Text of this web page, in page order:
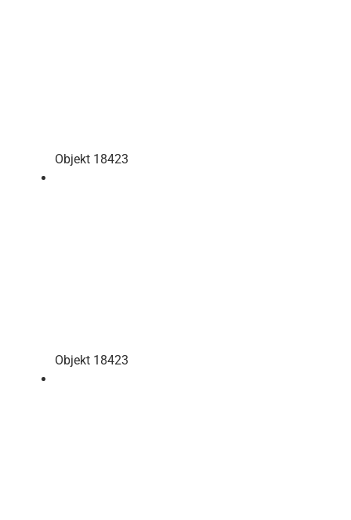
Objekt 18423
Objekt 18423